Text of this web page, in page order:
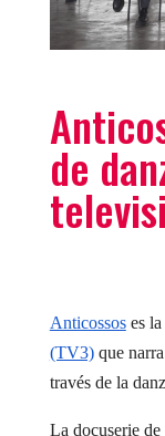
de
Anticossoses la
(TV3)que
través de la
La docuserie